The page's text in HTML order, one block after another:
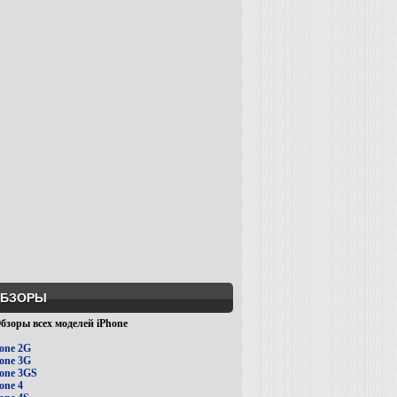
всех моделей iPhone
2G
3G
3GS
4